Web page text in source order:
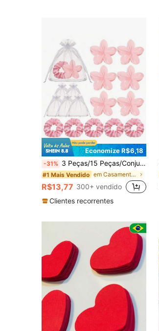
Economize R$6,18
-31% 3 Peças/15 Peças/Conjunto Presentes de Despedida de Solteira, Presentes de Proposta de Dama de Honra, incluindo Presilhas de Garra Floral, Tiaras de Cetim, Sacolas de Organza, Adequado para Casamentos, Propostas, Aniversários, Festas de Despedida de Solteira e Presentes de Aniversário
#1 Mais Vendido em Casamento Lembrancinhas de festa
R$13,77 300+ vendido
Clientes recorrentes